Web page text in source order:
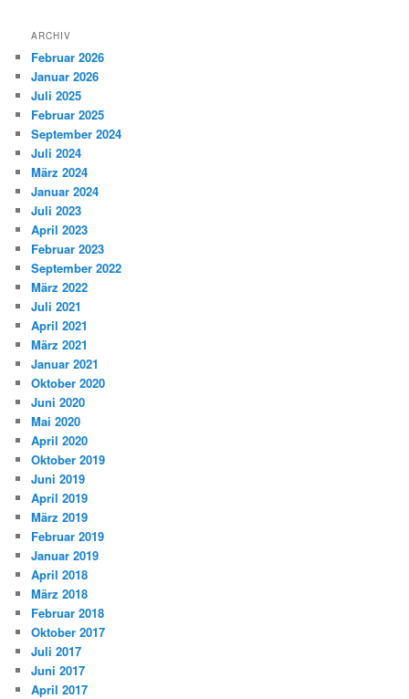
ARCHIV
Februar 2026
Januar 2026
Juli 2025
Februar 2025
September 2024
Juli 2024
März 2024
Januar 2024
Juli 2023
April 2023
Februar 2023
September 2022
März 2022
Juli 2021
April 2021
März 2021
Januar 2021
Oktober 2020
Juni 2020
Mai 2020
April 2020
Oktober 2019
Juni 2019
April 2019
März 2019
Februar 2019
Januar 2019
April 2018
März 2018
Februar 2018
Oktober 2017
Juli 2017
Juni 2017
April 2017